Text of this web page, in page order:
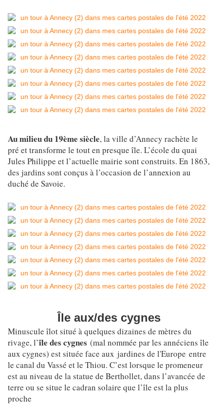
Au milieu du 19ème siècle, la ville d’Annecy rachète le
pré et transforme le tout en presque île. L’école du quai
Jules Philippe et l’actuelle mairie sont construits. En 1863,
des jardins sont conçus à l’occasion de l’annexion au
duché de Savoie.
Île aux/des cygnes
Minuscule îlot situé à quelques dizaines de mètres du
rivage, l’île des cygnes (mal nommée par les annéciens île
aux cygnes) est située face aux jardines de l'Europe entre
le canal du Vassé et le Thiou. C’est lorsque le promeneur
est au niveau de la statue de Berthollet, dans l’avancée de
terre ou se situe le cadran solaire que l’île est la plus
proche